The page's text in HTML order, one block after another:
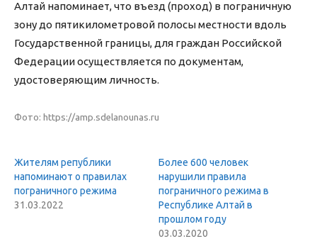
Алтай напоминает, что въезд (проход) в пограничную
зону до пятикилометровой полосы местности вдоль
Государственной границы, для граждан Российской
Федерации осуществляется по документам,
удостоверяющим личность.
Фото: https://amp.sdelanounas.ru
Жителям републики
напоминают о правилах
пограничного режима
31.03.2022
Более 600 человек
нарушили правила
пограничного режима в
Республике Алтай в
прошлом году
03.03.2020